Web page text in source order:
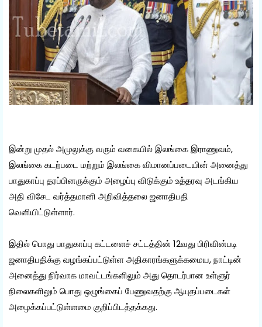
இன்று முதல் அமுலுக்கு வரும் வகையில் இலங்கை இராணுவம்,
இலங்கை கடற்படை மற்றும் இலங்கை விமானப்படையின் அனைத்து
பாதுகாப்பு தரப்பினருக்கும் அழைப்பு விடுக்கும் உத்தரவு அடங்கிய
அதி விசேட வர்த்தமானி அறிவித்தலை ஜனாதிபதி
வெளியிட்டுள்ளார்.
இதில் பொது பாதுகாப்பு கட்டளைச் சட்டத்தின் 12வது பிரிவின்படி
ஜனாதிபதிக்கு வழங்கப்பட்டுள்ள அதிகாரங்களுக்கமைய, நாட்டின்
அனைத்து நிர்வாக மாவட்டங்களிலும் அது தொடர்பான உள்ளுர்
நிலைகளிலும் பொது ஒழுங்கைப் பேணுவதற்கு ஆயுதப்படைகள்
அழைக்கப்பட்டுள்ளமை குறிப்பிடத்தக்கது.